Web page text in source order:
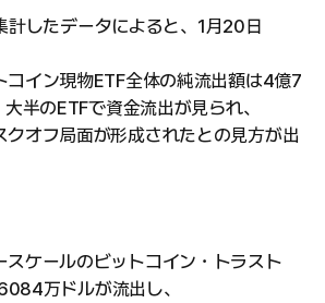
したデータによると、1月20日
コイン現物ETF全体の純流出額は4億7
半のETFで資金流出が見られ、
クオフ局面が形成されたとの見方が出
スケールのビットコイン・トラスト
万ドルが流出し、